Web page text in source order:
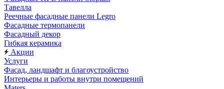
Тавелла
Реечные фасадные панели Legro
Фасадные термопанели
Фасадный декор
Гибкая керамика
Акции
Услуги
Фасад, ландшафт и благоустройство
Интерьеры и работы внутри помещений